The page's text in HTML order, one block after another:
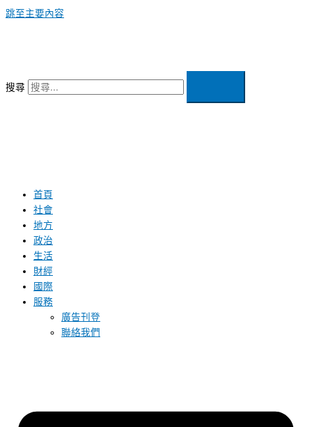
跳至主要內容
搜尋
首頁
社會
地方
政治
生活
財經
國際
服務
廣告刊登
聯絡我們